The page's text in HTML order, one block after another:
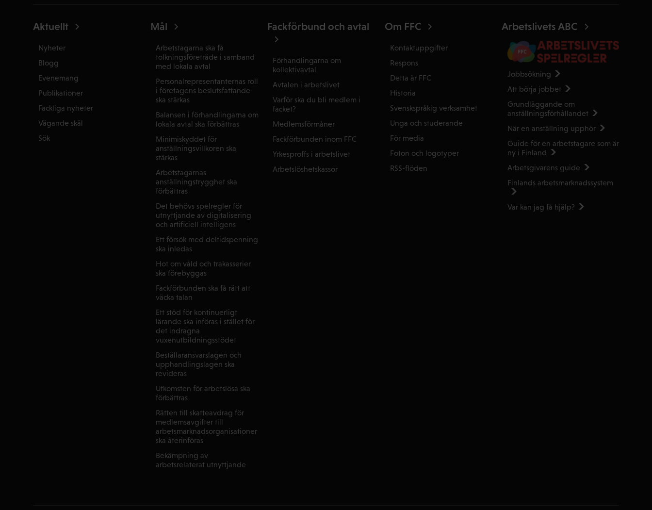
Aktuellt
Nyheter
Blogg
Evenemang
Publikationer
Fackliga nyheter
Vägande skäl
Sök
Mål
Arbetstagarna ska få
tolkningsföreträde i samband
med lokala avtal
Personalrepresentanternas roll
i företagens beslutsfattande
ska stärkas
Balansen i förhandlingarna om
lokala avtal ska förbättras
Minimiskyddet för
anställningsvillkoren ska
stärkas
Arbetstagarnas
anställningstrygghet ska
förbättras
Det behövs spelregler för
utnyttjande av digitalisering
och artificiell intelligens
Ett försök med deltidspenning
ska inledas
Hot om våld och trakasserier
ska förebyggas
Fackförbunden ska få rätt att
väcka talan
Ett stöd för kontinuerligt
lärande ska införas i stället för
det indragna
vuxenutbildningsstödet
Beställaransvarslagen och
upphandlingslagen ska
revideras
Utkomsten för arbetslösa ska
förbättras
Rätten till skatteavdrag för
medlemsavgifter till
arbetsmarknadsorganisationer
ska återinföras
Bekämpning av
arbetsrelaterat utnyttjande
Fackförbund och avtal
Förhandlingarna om
kollektivavtal
Avtalen i arbetslivet
Varför ska du bli medlem i
facket?
Medlemsförmåner
Fackförbunden inom FFC
Yrkesproffs i arbetslivet
Arbetslöshetskassor
Om FFC
Kontaktuppgifter
Respons
Detta är FFC
Historia
Svenskspråkig verksamhet
Unga och studerande
För media
Foton och logotyper
RSS-flöden
Arbetslivets ABC
Jobbsökning
Att börja jobbet
Grundläggande om
anställnings­förhållandet
När en anställning upphör
Guide för en arbetstagare som är
ny i Finland
Arbetsgivarens guide
Finlands arbetsmarknads­system
Var kan jag få hjälp?